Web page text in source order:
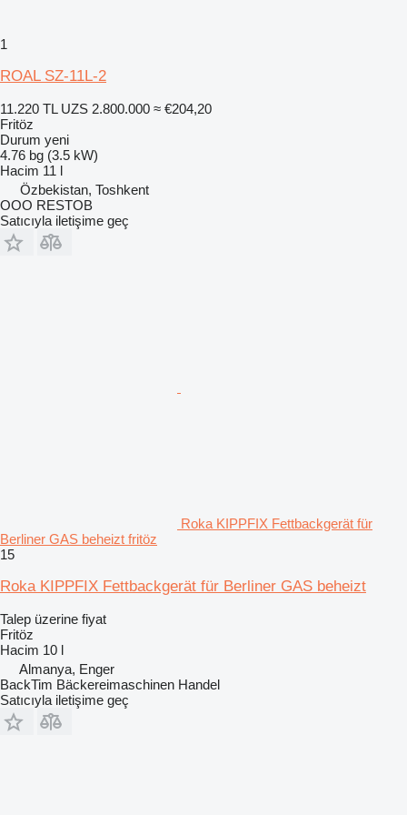
1
ROAL SZ-11L-2
11.220 TL UZS 2.800.000 ≈ €204,20
Fritöz
Durum yeni
4.76 bg (3.5 kW)
Hacim 11 l
Özbekistan, Toshkent
OOO RESTOB
Satıcıyla iletişime geç
Roka KIPPFIX Fettbackgerät für
Berliner GAS beheizt fritöz
15
Roka KIPPFIX Fettbackgerät für Berliner GAS beheizt
Talep üzerine fiyat
Fritöz
Hacim 10 l
Almanya, Enger
BackTim Bäckereimaschinen Handel
Satıcıyla iletişime geç